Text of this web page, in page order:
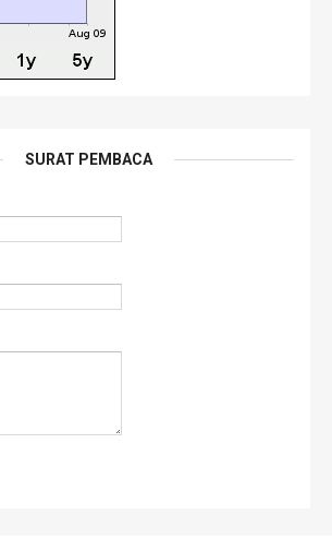
SURAT PEMBACA